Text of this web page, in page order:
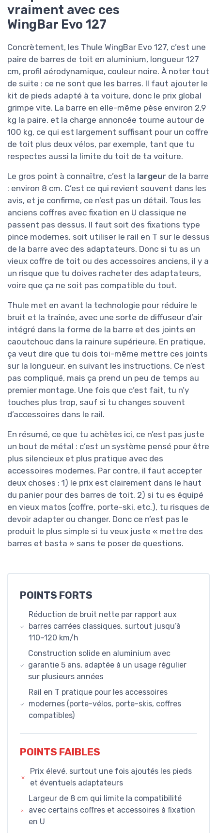
vraiment avec ces
WingBar Evo 127
Concrètement, les Thule WingBar Evo 127, c’est une
paire de barres de toit en aluminium, longueur 127
cm, profil aérodynamique, couleur noire. À noter tout
de suite : ce ne sont que les barres. Il faut ajouter le
kit de pieds adapté à ta voiture, donc le prix global
grimpe vite. La barre en elle-même pèse environ 2,9
kg la paire, et la charge annoncée tourne autour de
100 kg, ce qui est largement suffisant pour un coffre
de toit plus deux vélos, par exemple, tant que tu
respectes aussi la limite du toit de ta voiture.
Le gros point à connaître, c’est la largeur de la barre
: environ 8 cm. C’est ce qui revient souvent dans les
avis, et je confirme, ce n’est pas un détail. Tous les
anciens coffres avec fixation en U classique ne
passent pas dessus. Il faut soit des fixations type
pince modernes, soit utiliser le rail en T sur le dessus
de la barre avec des adaptateurs. Donc si tu as un
vieux coffre de toit ou des accessoires anciens, il y a
un risque que tu doives racheter des adaptateurs,
voire que ça ne soit pas compatible du tout.
Thule met en avant la technologie pour réduire le
bruit et la traînée, avec une sorte de diffuseur d’air
intégré dans la forme de la barre et des joints en
caoutchouc dans la rainure supérieure. En pratique,
ça veut dire que tu dois toi-même mettre ces joints
sur la longueur, en suivant les instructions. Ce n’est
pas compliqué, mais ça prend un peu de temps au
premier montage. Une fois que c’est fait, tu n’y
touches plus trop, sauf si tu changes souvent
d’accessoires dans le rail.
En résumé, ce que tu achètes ici, ce n’est pas juste
un bout de métal : c’est un système pensé pour être
plus silencieux et plus pratique avec des
accessoires modernes. Par contre, il faut accepter
deux choses : 1) le prix est clairement dans le haut
du panier pour des barres de toit, 2) si tu es équipé
en vieux matos (coffre, porte-ski, etc.), tu risques de
devoir adapter ou changer. Donc ce n’est pas le
produit le plus simple si tu veux juste « mettre des
barres et basta » sans te poser de questions.
POINTS FORTS
Réduction de bruit nette par rapport aux
barres carrées classiques, surtout jusqu’à
110–120 km/h
Construction solide en aluminium avec
garantie 5 ans, adaptée à un usage régulier
sur plusieurs années
Rail en T pratique pour les accessoires
modernes (porte-vélos, porte-skis, coffres
compatibles)
POINTS FAIBLES
Prix élevé, surtout une fois ajoutés les pieds
et éventuels adaptateurs
Largeur de 8 cm qui limite la compatibilité
avec certains coffres et accessoires à fixation
en U